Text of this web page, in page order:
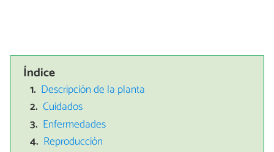
Índice
Descripción de la planta
Cuidados
Enfermedades
Reproducción